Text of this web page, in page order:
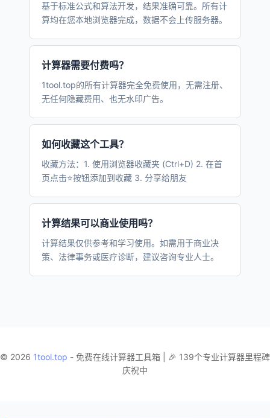
基于标准公式和算法开发，结果准确可靠。所有计
算均在您本地浏览器完成，数据不会上传服务器。
计算器需要付费吗？
1tool.top的所有计算器完全免费使用，无需注册、
无任何隐藏费用、也无水印广告。
如何收藏这个工具？
收藏方法：1. 使用浏览器收藏夹 (Ctrl+D) 2. 在首
页点击⭐按钮添加到收藏 3. 分享给朋友
计算结果可以商业使用吗？
计算结果仅供参考和学习使用。如需用于商业决
策、法律事务或医疗诊断，建议咨询专业人士。
© 2026 1tool.top - 免费在线计算器工具箱 | 🎉 139个专业计算器里程碑
庆祝中